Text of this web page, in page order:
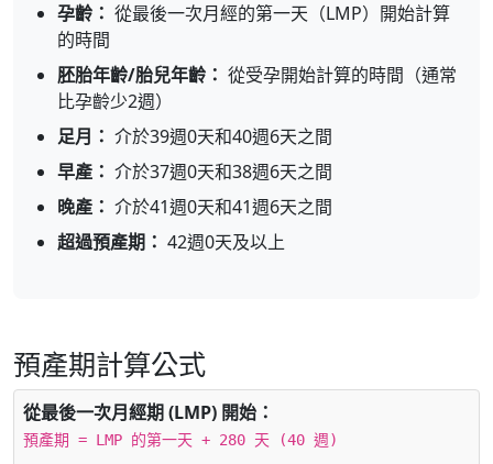
孕齡： 從最後一次月經的第一天（LMP）開始計算
的時間
胚胎年齡/胎兒年齡： 從受孕開始計算的時間（通常
比孕齡少2週）
足月： 介於39週0天和40週6天之間
早產： 介於37週0天和38週6天之間
晚產： 介於41週0天和41週6天之間
超過預產期： 42週0天及以上
預產期計算公式
從最後一次月經期 (LMP) 開始：
預產期 = LMP 的第一天 + 280 天 (40 週)